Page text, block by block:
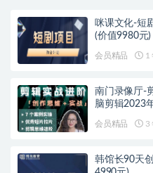
咪课文化-短
(价值9980元)
会员精品 1
南门录像厅-
脑剪辑2023
会员精品 3
韩馆长90天